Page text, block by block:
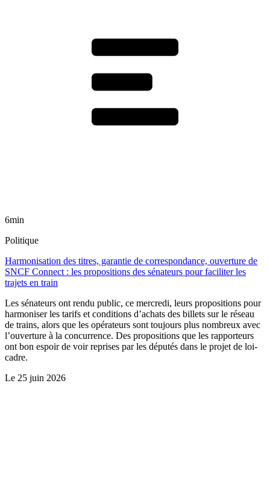
6min
Politique
Harmonisation des titres, garantie de correspondance, ouverture de
SNCF Connect : les propositions des sénateurs pour faciliter les
trajets en train
Les sénateurs ont rendu public, ce mercredi, leurs propositions pour
harmoniser les tarifs et conditions d’achats des billets sur le réseau
de trains, alors que les opérateurs sont toujours plus nombreux avec
l’ouverture à la concurrence. Des propositions que les rapporteurs
ont bon espoir de voir reprises par les députés dans le projet de loi-
cadre.
Le 25 juin 2026